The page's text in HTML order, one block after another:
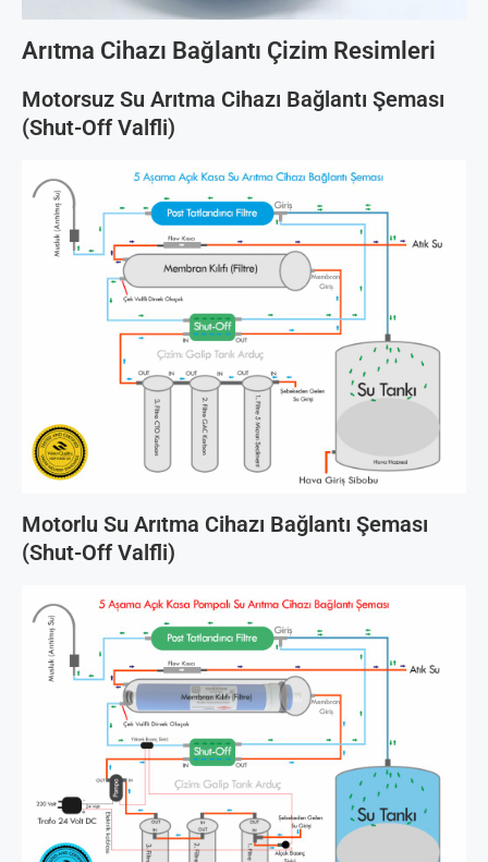
Arıtma Cihazı Bağlantı Çizim Resimleri
Motorsuz Su Arıtma Cihazı Bağlantı Şeması
(Shut-Off Valfli)
Motorlu Su Arıtma Cihazı Bağlantı Şeması
(Shut-Off Valfli)